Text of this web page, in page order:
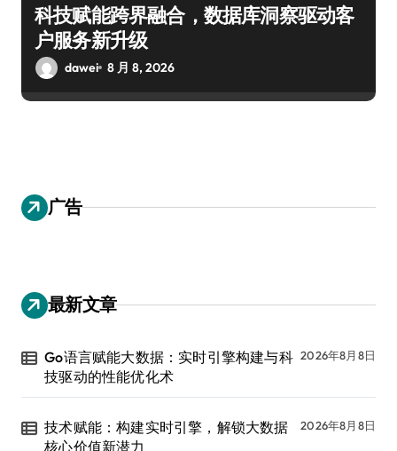
科技赋能跨界融合，数据库洞察驱动客
户服务新升级
dawei 8 月 8, 2026
广告
最新文章
Go语言赋能大数据：实时引擎构建与科
技驱动的性能优化术
2026年8月8日
技术赋能：构建实时引擎，解锁大数据
核心价值新潜力
2026年8月8日